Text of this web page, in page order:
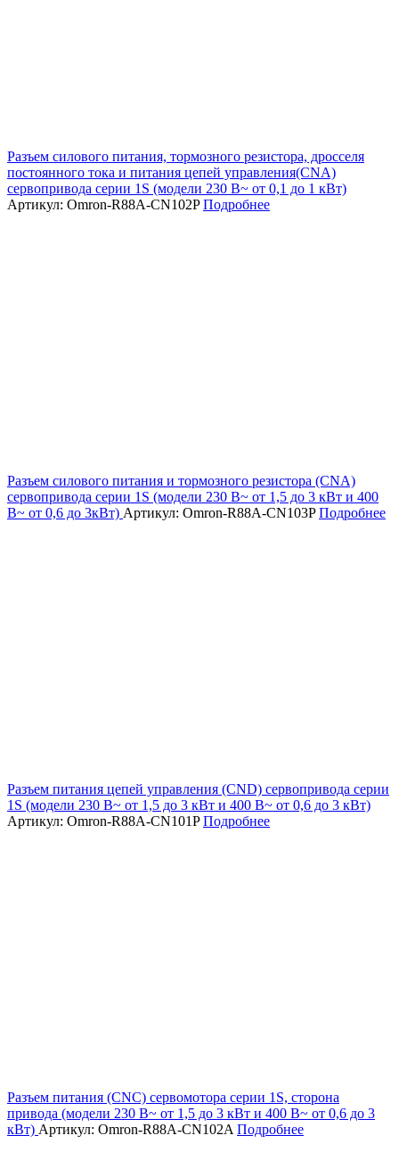
Разъем силового питания, тормозного резистора, дросселя
постоянного тока и питания цепей управления(CNA)
сервопривода серии 1S (модели 230 В~ от 0,1 до 1 кВт)
Артикул: Omron-R88A-CN102PПодробнее
Разъем силового питания и тормозного резистора (CNA)
сервопривода серии 1S (модели 230 В~ от 1,5 до 3 кВт и 400
В~ от 0,6 до 3кВт) Артикул: Omron-R88A-CN103PПодробнее
Разъем питания цепей управления (CND) сервопривода серии
1S (модели 230 В~ от 1,5 до 3 кВт и 400 В~ от 0,6 до 3 кВт)
Артикул: Omron-R88A-CN101PПодробнее
Разъем питания (CNC) сервомотора серии 1S, сторона
привода (модели 230 В~ от 1,5 до 3 кВт и 400 В~ от 0,6 до 3
кВт) Артикул: Omron-R88A-CN102A Подробнее